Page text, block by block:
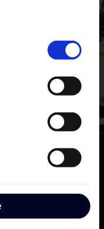
i dag, begyndte
De skabte
vejen for Pablo
forsøgte at